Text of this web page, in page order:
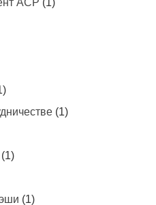
АСР (1)
(1)
(1)
(1)